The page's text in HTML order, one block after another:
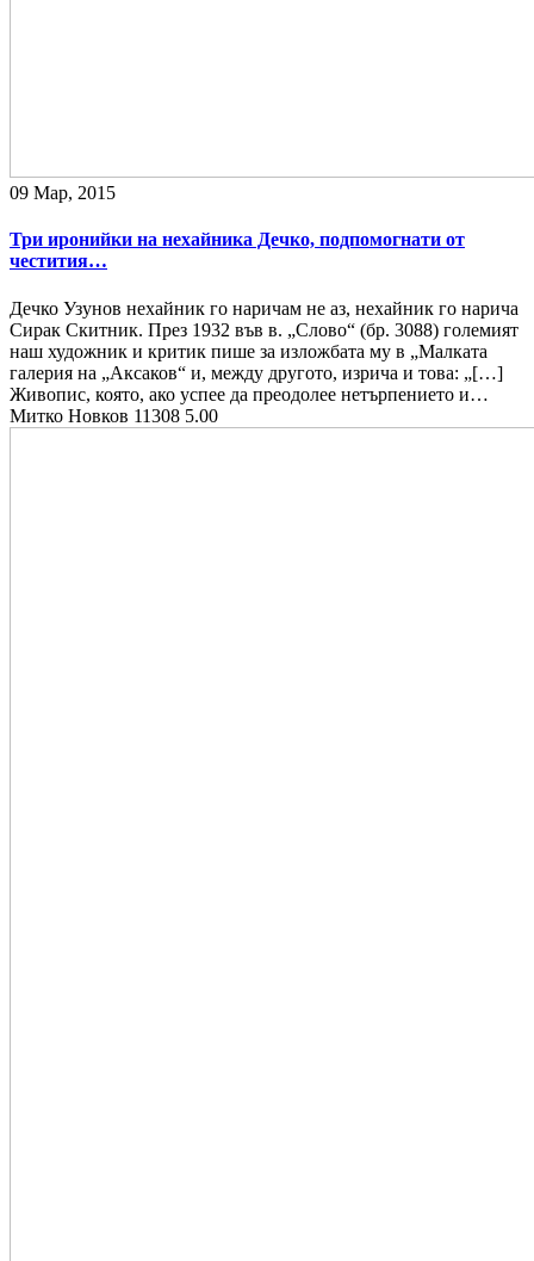
09 Мар, 2015
Три иронийки на нехайника Дечко, подпомогнати от
честития…
Дечко Узунов нехайник го наричам не аз, нехайник го нарича
Сирак Скитник. През 1932 във в. „Слово“ (бр. 3088) големият
наш художник и критик пише за изложбата му в „Малката
галерия на „Аксаков“ и, между другото, изрича и това: „[…]
Живопис, която, ако успее да преодолее нетърпението и…
Митко Новков 11308 5.00